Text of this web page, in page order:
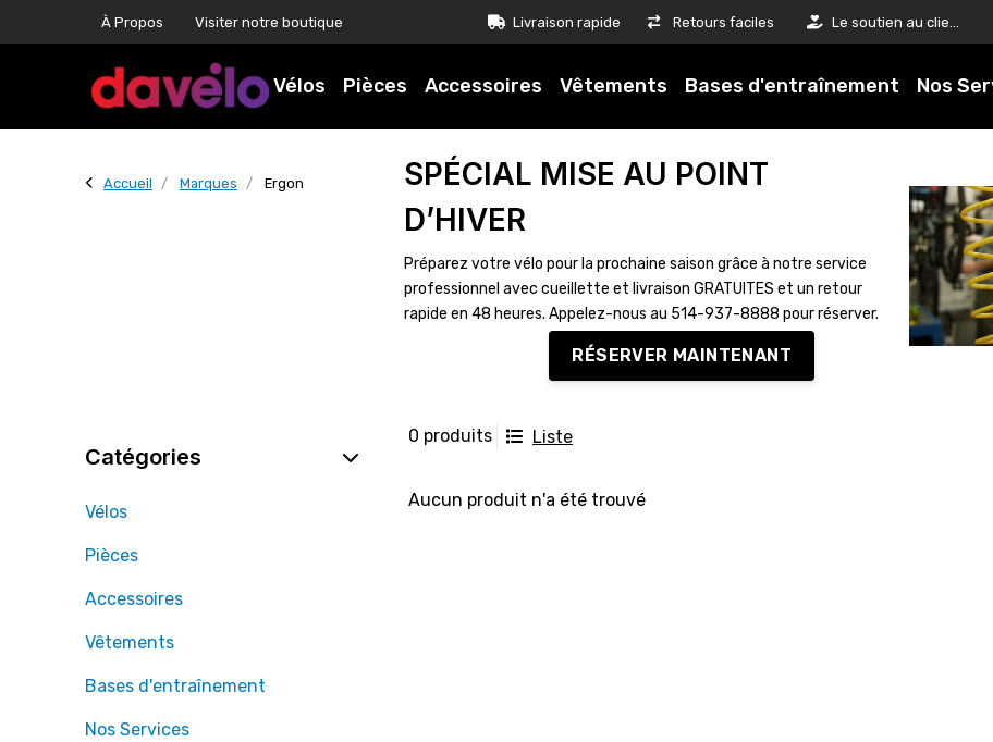
À Propos Visiter notre boutique Livraison rapide Retours faciles Le soutien au client est notre priorité
Vélos Pièces Accessoires Vêtements Bases d'entraînement Nos
Accueil Marques Ergon
SPÉCIAL MISE AU POINT
D’HIVER
Préparez votre vélo pour la prochaine saison grâce à notre service
professionnel avec cueillette et livraison GRATUITES et un retour
rapide en 48 heures. Appelez-nous au 514-937-8888 pour réserver.
RÉSERVER MAINTENANT
0 produits Liste
Aucun produit n'a été trouvé
Catégories
Vélos
Pièces
Accessoires
Vêtements
Bases d'entraînement
Nos Services